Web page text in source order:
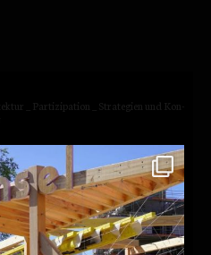
_ Par­ti­zi­pa­ti­on _ Stra­te­gien und Kon­